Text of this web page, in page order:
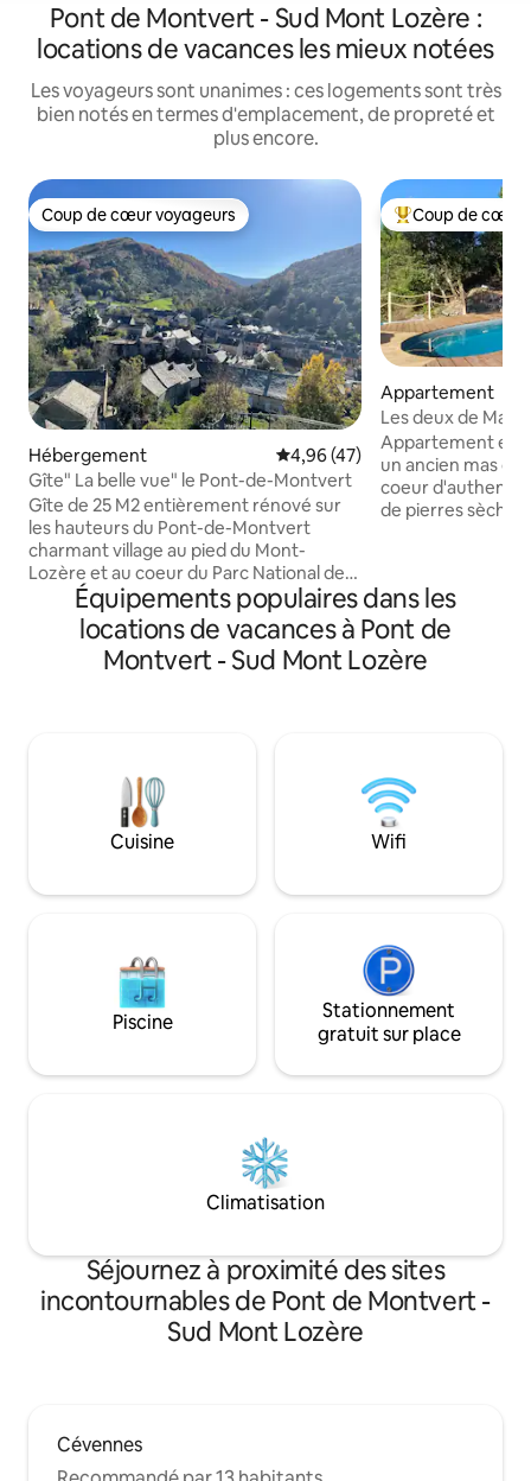
Pont de Montvert - Sud Mont Lozère :
locations de vacances les mieux notées
Les voyageurs sont unanimes : ces logements sont très
bien notés en termes d'emplacement, de propreté et
plus encore.
Coup de cœur voyageurs
Coup de cœur voyageurs
Hébergement Évaluation moyenne sur la
4,96 (47)
Gîte" La belle vue" le Pont-de-Montvert
Gîte de 25 M2 entièrement rénové sur
les hauteurs du Pont-de-Montvert
charmant village au pied du Mont-
Lozère et au coeur du Parc National des
Cévennes. Vous profiterez d'un jardin
privatif orienté plein sud avec vue
panoramique sur le village et ses
montagnes. Ce gÎte peut convenir pour
des commerces et de la baignade ds le
Coups de cœur
Coup de cœur
Appartement
Les deux de
parenthèse
Appartement
un ancien mas
coeur
de pierres
d'harmonie, idéal
tout en profitant
confortable dans
emblématique
Équipements populaires dans les
locations de vacances à Pont de
Montvert - Sud Mont Lozère
Cuisine Wifi
Piscine
Stationnement
gratuit sur place
Climatisation
Séjournez à proximité des sites
incontournables de Pont de Montvert -
Sud Mont Lozère
Cévennes